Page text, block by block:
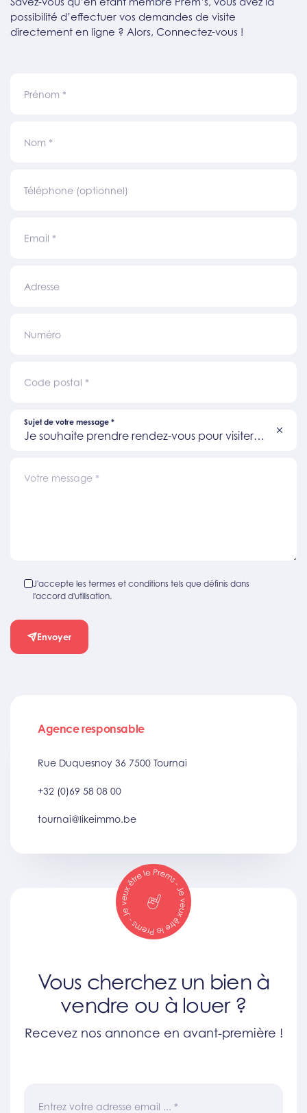
possibilité d’effectuer vos demandes de visite
directement en ligne ? Alors, Connectez-vous !
Prénom *
Nom *
Téléphone (optionnel)
Email *
Adresse
Numéro
Code postal *
Sujet de votre message *
Je souhaite prendre rendez-vous pour visiter
Votre message *
J'accepte les termes et conditions tels que définis dans
l'accord d'utilisation.
Envoyer
Agence responsable
Rue Duquesnoy 36 7500 Tournai
+32 (0)69 58 08 00
tournai@likeimmo.be
Vous cherchez un bien à
vendre ou à louer ?
Recevez nos annonce en avant-première !
Entrez votre adresse email ... *